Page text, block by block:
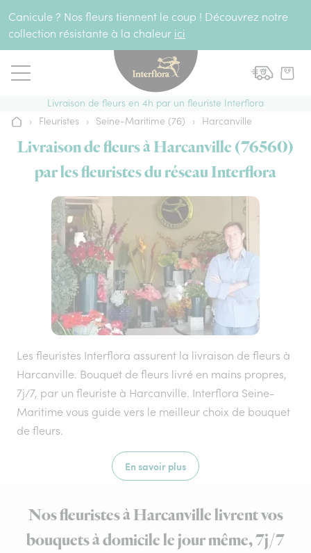
Canicule ? Nos fleurs tiennent le coup ! Découvrez notre
collection résistante à la chaleur ici
Livraison de fleurs en 4h par un fleuriste Interflora
Accueil
› Fleuristes › Seine-Maritime (76) › Harcanville
Livraison de fleurs à Harcanville (76560)
par les fleuristes du réseau Interflora
Les fleuristes Interflora assurent la livraison de fleurs à
Harcanville. Bouquet de fleurs livré en mains propres,
7j/7, par un fleuriste à Harcanville. Interflora Seine-
Maritime vous guide vers le meilleur choix de bouquet
de fleurs.
En savoir plus
Nos fleuristes à Harcanville livrent vos
bouquets à domicile le jour même, 7j/7